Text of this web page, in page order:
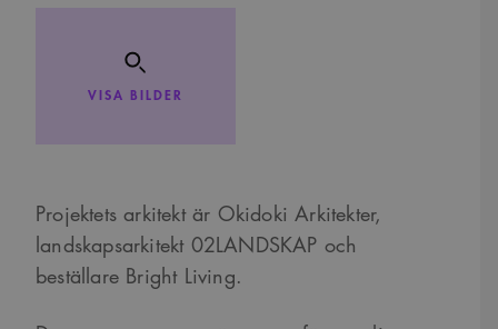
VISA BILDER
Projektets arkitekt är Okidoki Arkitekter,
landskapsarkitekt 02LANDSKAP och
beställare Bright Living.